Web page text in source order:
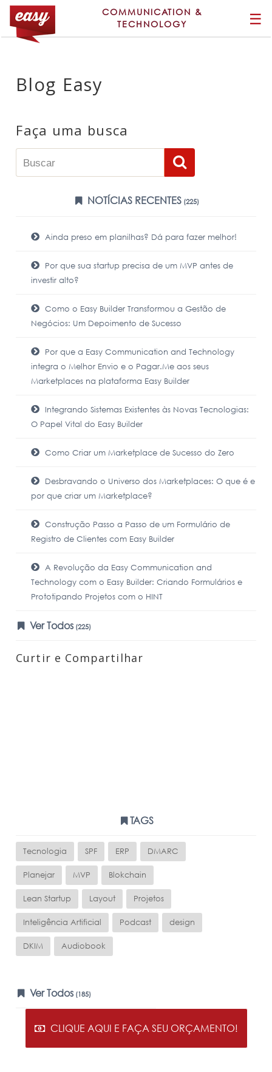
COMMUNICATION &
TECHNOLOGY
☰
Blog Easy
Faça uma busca
NOTÍCIAS RECENTES(225)
Ainda preso em planilhas? Dá para fazer melhor!
Por que sua startup precisa de um MVP antes de
investir alto?
Como o Easy Builder Transformou a Gestão de
Negócios: Um Depoimento de Sucesso
Por que a Easy Communication and Technology
integra o Melhor Envio e o Pagar.Me aos seus
Marketplaces na plataforma Easy Builder
Integrando Sistemas Existentes às Novas Tecnologias:
O Papel Vital do Easy Builder
Como Criar um Marketplace de Sucesso do Zero
Desbravando o Universo dos Marketplaces: O que é e
por que criar um Marketplace?
Construção Passo a Passo de um Formulário de
Registro de Clientes com Easy Builder
A Revolução da Easy Communication and
Technology com o Easy Builder: Criando Formulários e
Prototipando Projetos com o HINT
Ver Todos (225)
Curtir e Compartilhar
TAGS
Tecnologia SPF ERP DMARC
Planejar MVP Blokchain
Lean Startup Layout Projetos
Inteligência Artificial Podcast design
DKIM Audiobook
Ver Todos (185)
CLIQUE AQUI E FAÇA SEU ORÇAMENTO!